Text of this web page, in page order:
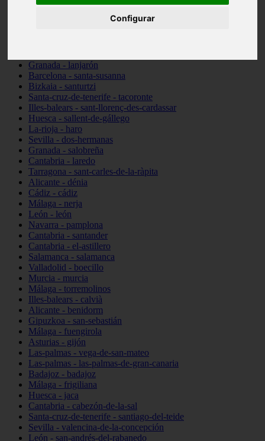
Configurar
Granada - lanjarón
Barcelona - santa-susanna
Bizkaia - santurtzi
Santa-cruz-de-tenerife - tacoronte
Illes-balears - sant-llorenç-des-cardassar
Huesca - sallent-de-gállego
La-rioja - haro
Sevilla - dos-hermanas
Granada - salobreña
Cantabria - laredo
Tarragona - sant-carles-de-la-ràpita
Alicante - dénia
Cádiz - cádiz
Málaga - nerja
León - león
Navarra - pamplona
Cantabria - santander
Cantabria - el-astillero
Salamanca - salamanca
Valladolid - boecillo
Murcia - murcia
Málaga - torremolinos
Illes-balears - calvià
Alicante - benidorm
Gipuzkoa - san-sebastián
Málaga - fuengirola
Asturias - gijón
Las-palmas - vega-de-san-mateo
Las-palmas - las-palmas-de-gran-canaria
Badajoz - badajoz
Málaga - frigiliana
Huesca - jaca
Cantabria - cabezón-de-la-sal
Santa-cruz-de-tenerife - santiago-del-teide
Sevilla - valencina-de-la-concepción
León - san-andrés-del-rabanedo